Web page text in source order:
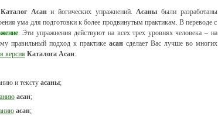
Каталог Асани йогических упражнений. Асаны были разработаны
ума для подготовки к более продвинутым практикам. В переводе с
. Эти упражнения действуют на всех трех уровнях человека – на
правильный подход к практике асансделает Вас лучше во многих
версия Каталога Асан.
и тексту асаны;
асан;
асан;